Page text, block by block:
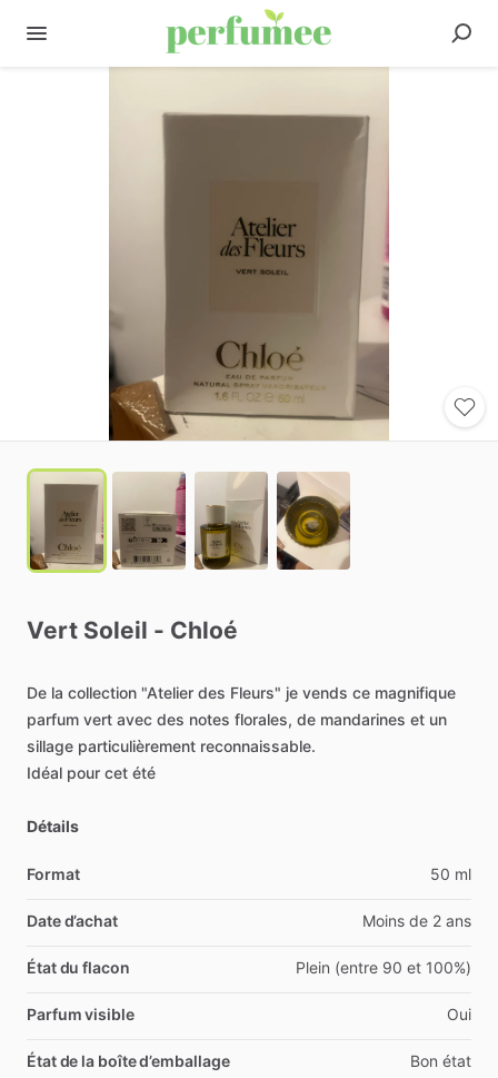
Vert Soleil - Chloé
De la collection "Atelier des Fleurs" je vends ce magnifique
parfum vert avec des notes florales, de mandarines et un
sillage particulièrement reconnaissable.
Idéal pour cet été
Détails
Format 50 ml
Date d’achat Moins de 2 ans
État du flacon Plein (entre 90 et 100%)
Parfum visible Oui
État de la boîte d’emballage Bon état